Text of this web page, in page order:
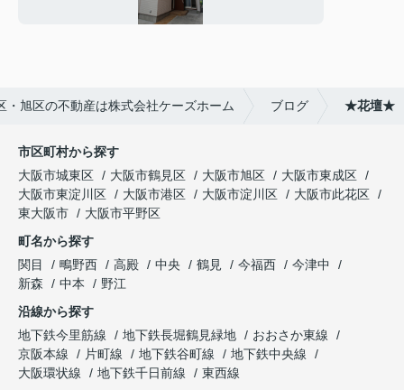
・旭区の不動産は株式会社ケーズホーム ブログ ★花壇★
市区町村から探す
大阪市城東区
大阪市鶴見区 大阪市旭区
大阪市東成区
大阪市東淀川区
大阪市港区 大阪市淀川区
大阪市此花区
東大阪市
大阪市平野区
町名から探す
関目
鴫野西 高殿 中央 鶴見 今福西
今津中
新森
中本
野江
沿線から探す
地下鉄今里筋線
地下鉄長堀鶴見緑地
おおさか東線
京阪本線
片町線 地下鉄谷町線
地下鉄中央線
大阪環状線
地下鉄千日前線
東西線